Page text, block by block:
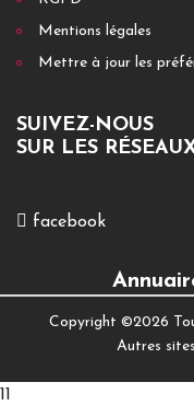
Mentions légales
Mettre à jour les
SUIVEZ-NOUS
SUR LES
facebook
Copyright ©2026
Autres
11